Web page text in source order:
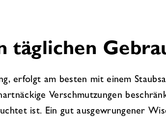
täglichen
erfolgt am besten mit einem
Verschmutzungen
ist. Ein gut ausgewrungener